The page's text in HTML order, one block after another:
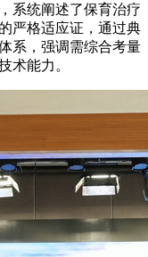
系统阐述了保育治疗
严格适应证，通过典
系，强调需综合考量
术能力。